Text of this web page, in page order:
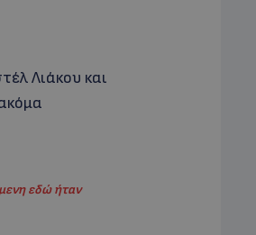
Λιάκου και
εδώ ήταν